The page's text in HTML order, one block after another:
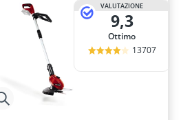
VALUTAZIONE
9,3
Ottimo
13707